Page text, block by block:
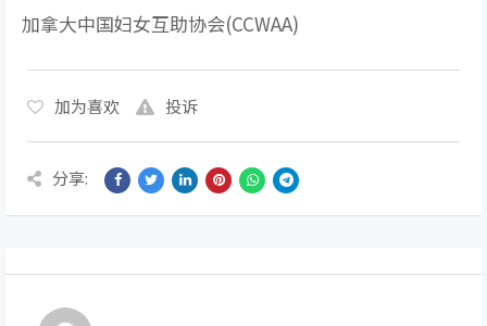
加拿大中国妇女互助协会(CCWAA)
加为喜欢 投诉
分享: